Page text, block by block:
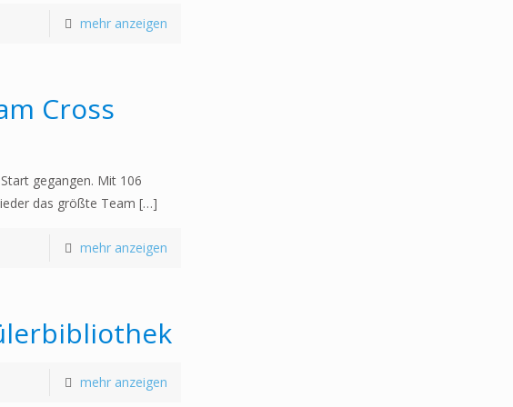
mehr anzeigen
Cross
gegangen. Mit 106
das größte Team […]
mehr anzeigen
mehr anzeigen